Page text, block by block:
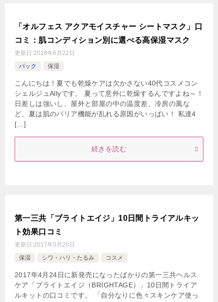
「オルフェス アクアモイスチャー シートマスク」口
コミ：肌コンディション別に選べる高保湿マスク
更新日:2018年6月22日
パック
保湿
こんにちは！夏でも乾燥ケアは欠かさない40代コスメコン
シェルジュAllyです。 夏って意外に乾燥するんですよね～！
日差しは強いし、屋外と部屋の中の温度差、冷房の風な
ど、夏は肌のバリア機能が乱れる原因がいっぱい！ 私達4
[…]
続きを読む
第一三共「ブライトエイジ」10日間トライアルキッ
ト効果口コミ
更新日:2017年5月20日
保湿
シワ・ハリ・たるみ コスメ
2017年4月24日に新発売になったばかりの第一三共ヘルス
ケア「ブライトエイジ（BRIGHTAGE）」10日間トライア
ルキットの口コミです。 「自分なりに色々スキンケア使っ